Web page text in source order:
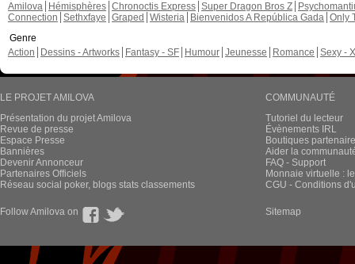
Amilova
Hémisphères Chronoctis Express Super Dragon Bros Z
Connection Sethxfaye Graped Wisteria Bienvenidos A República Gada Only
Genre
Action
Dessins - Artworks Fantasy - SF Humour Jeunesse Romance Sexy -
LE PROJET AMILOVA
Présentation du projet Amilova
Revue de presse
Espace Presse
Bannières
Devenir Annonceur
Partenaires Officiels
Réseau social poker, blogs stats classements
COMMUNAUTÉ
Tutoriel du lecteur
Évènements IRL
Boutiques
Aider la
FAQ - Support
Monnaie virtuelle :
CGU - Conditions
Follow Amilova on Sitemap